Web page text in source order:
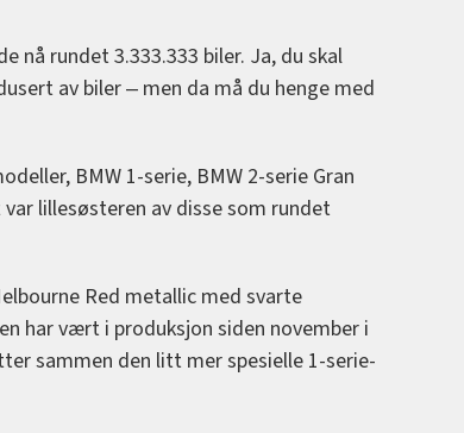
nå rundet 3.333.333 biler. Ja, du skal
av biler ‒ men da må du henge med
BMW 1-serie, BMW 2-serie Gran
lillesøsteren av disse som rundet
Red metallic med svarte
har vært i produksjon siden november i
sammen den litt mer spesielle 1-serie-